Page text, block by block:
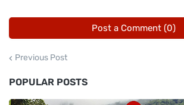
Post a Comment (0)
Previous Post
POPULAR POSTS